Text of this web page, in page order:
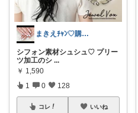
まきえﾁｬﾝ♡購入感謝😻
シフォン素材シュシュ♡ プリー
ツ加工のシ ...
￥ 1,590
1 0 128
コレ いいね